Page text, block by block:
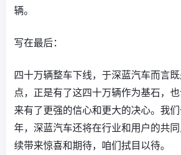
辆。
写在最后：
四十万辆整车下线，于深蓝汽车而言
点，正是有了这四十万辆作为基石，
来有了更强的信心和更大的决心。我
年，深蓝汽车还将在行业和用户的共
续带来惊喜和期待，咱们拭目以待。